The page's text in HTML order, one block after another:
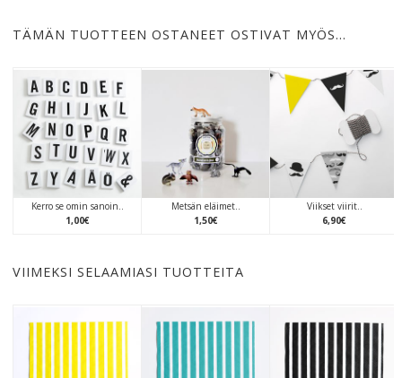
TÄMÄN TUOTTEEN OSTANEET OSTIVAT MYÖS…
Kerro se omin sanoin..
1,00€
Metsän eläimet..
1,50€
Viikset viirit..
6,90€
VIIMEKSI SELAAMIASI TUOTTEITA